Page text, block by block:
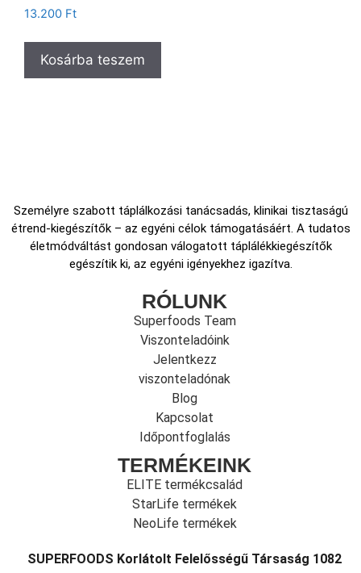
13.200 Ft
Kosárba teszem
Személyre szabott táplálkozási tanácsadás, klinikai tisztaságú
étrend-kiegészítők – az egyéni célok támogatásáért. A tudatos
életmódváltást gondosan válogatott táplálékkiegészítők
egészítik ki, az egyéni igényekhez igazítva.
RÓLUNK
Superfoods Team
Viszonteladóink
Jelentkezz
viszonteladónak
Blog
Kapcsolat
Időpontfoglalás
TERMÉKEINK
ELITE termékcsalád
StarLife termékek
NeoLife termékek
SUPERFOODS Korlátolt Felelősségű Társaság 1082